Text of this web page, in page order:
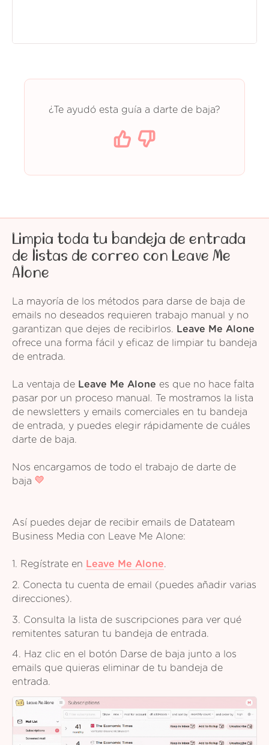
¿Te ayudó esta guía a darte de baja?
Limpia toda tu bandeja de entrada
de listas de correo con Leave Me
Alone
La mayoría de los métodos para darse de baja de
emails no deseados requieren trabajo manual y no
garantizan que dejes de recibirlos.
Leave Me Alone
ofrece una forma fácil y eficaz de limpiar tu bandeja
de entrada.
La ventaja de Leave Me Alone es que no hace falta
pasar por un proceso manual. Te mostramos la lista
de newsletters y emails comerciales en tu bandeja
de entrada, y puedes elegir rápidamente de cuáles
darte de baja.
Nos encargamos de todo el trabajo de darte de
baja
Así puedes dejar de recibir emails de Datateam
Business Media con Leave Me Alone:
1. Regístrate en Leave Me Alone.
2. Conecta tu cuenta de email (puedes añadir varias
direcciones).
3. Consulta la lista de suscripciones para ver qué
remitentes saturan tu bandeja de entrada.
4. Haz clic en el botón Darse de baja junto a los
emails que quieras eliminar de tu bandeja de
entrada.